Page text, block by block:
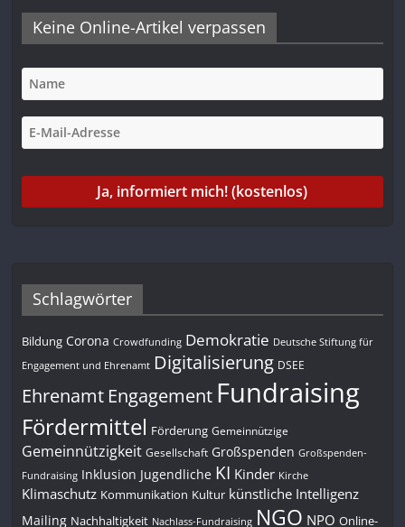
Keine Online-Artikel verpassen
Schlagwörter
Bildung Corona Crowdfunding Demokratie Deutsche Stiftung für
Engagement und Ehrenamt Digitalisierung DSEE
Ehrenamt Engagement Fundraising
Fördermittel Förderung Gemeinnützige
Gemeinnützigkeit Gesellschaft Großspenden Großspenden-
Fundraising Inklusion Jugendliche KI Kinder Kirche
Klimaschutz Kommunikation Kultur künstliche Intelligenz
Mailing Nachhaltigkeit Nachlass-Fundraising NGO NPO Online-